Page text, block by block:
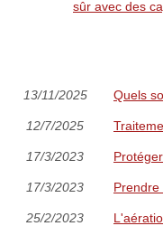
sûr avec des
13/11/2025 Quels
12/7/2025
17/3/2023
17/3/2023
25/2/2023